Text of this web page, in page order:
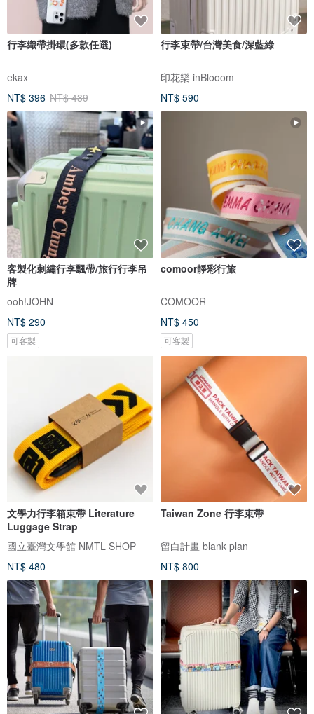
行李織帶掛環(多款任選)
ekax
NT$ 396 NT$ 439
行李束帶/台灣美食/深藍綠
印花樂 inBlooom
NT$ 590
客製化刺繡行李飄帶/旅行行李吊
牌
ooh!JOHN
NT$ 290
可客製
comoor靜彩行旅
COMOOR
NT$ 450
可客製
文學力行李箱束帶 Literature
Luggage Strap
國立臺灣文學館 NMTL SHOP
NT$ 480
Taiwan Zone 行李束帶
留白計畫 blank plan
NT$ 800